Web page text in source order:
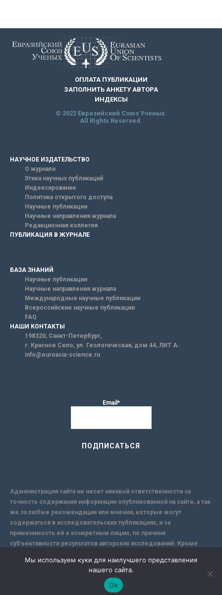
ОПЛАТА ПУБЛИКАЦИИ
ЗАПОЛНИТЬ АНКЕТУ АВТОРА
ИНДЕКСЫ
© 2022 Евразийский Союз Ученых.
All Rights Reserved.
НАУЧНОЕ ИЗДАТЕЛЬСТВО
О журнале
Этика научных публикаций
Индексирование
Политика открытого доступа
Научные публикации
Научные направления журнала
Редакционная коллегия
ПУБЛИКАЦИЯ В ЖУРНАЛЕ
БАЗА ЗНАНИЙ
Научные публикации
Научные направления журнала
Международные научные публикации
Всероссийские научные публикации
FAQ
НАШИ КОНТАКТЫ
198320, Санкт-Петербург,
г. Красное Село, ул. Геологическая, дом 44, ЛИТ А.
info@euroasia-science.ru
Email*
Администрация сайта не несет никакой ответственности за
точность содержания информации опубликованной на сайте, а так
же за любые рекомендации или мнения, которые могут
содержаться в исследовательских публикациях, и за
применимость её к конкретным лицам, по причине
субъективности результатов авторских исследований. Кроме
надежной защиты информации, Сайт не несет ответственности за
Мы используем куки для наилучшего представления
нашего сайта.
Ok